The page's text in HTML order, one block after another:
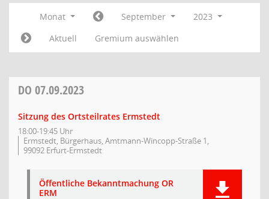
Monat September
2023
Aktuell
Gremium auswählen
DO 07.09.2023
Sitzung des Ortsteilrates Ermstedt
18:00-19:45 Uhr
Ermstedt, Bürgerhaus, Amtmann-Wincopp-Straße 1,
99092 Erfurt-Ermstedt
Öffentliche Bekanntmachung OR
ERM